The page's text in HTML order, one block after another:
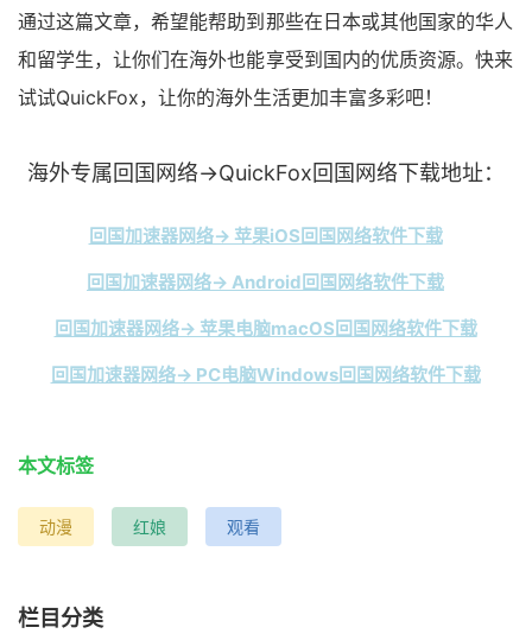
通过这篇文章，希望能帮助到那些在日本或其他国家的华人
和留学生，让你们在海外也能享受到国内的优质资源。快来
试试QuickFox，让你的海外生活更加丰富多彩吧！
海外专属回国网络→QuickFox回国网络下载地址：
回国加速器网络→ 苹果iOS回国网络软件下载
回国加速器网络→ Android回国网络软件下载
回国加速器网络→ 苹果电脑macOS回国网络软件下载
回国加速器网络→ PC电脑Windows回国网络软件下载
本文标签
动漫 红娘 观看
栏目分类